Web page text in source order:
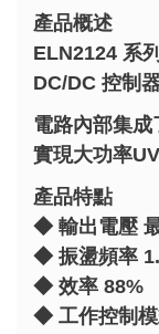
產品概述
ELN2124 系
DC/DC 控制
電路內部集
實現大功率
產品特點
◆ 輸出電壓
◆ 振盪頻率
◆ 效率 88%
◆ 工作控制模